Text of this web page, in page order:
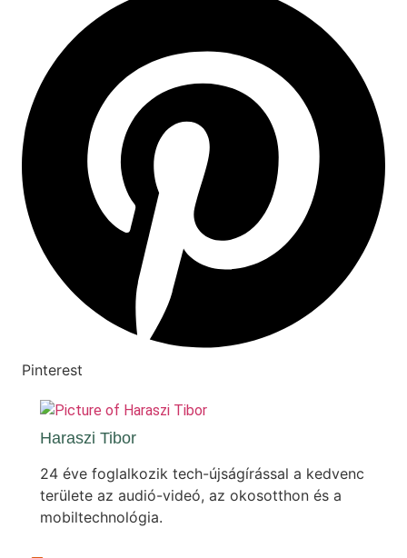
Pinterest
Haraszi Tibor
24 éve foglalkozik tech-újságírással a kedvenc
területe az audió-videó, az okosotthon és a
mobiltechnológia.